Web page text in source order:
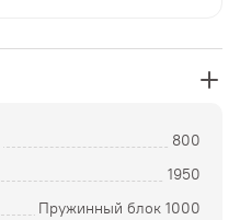
800
1950
Пружинный блок 1000